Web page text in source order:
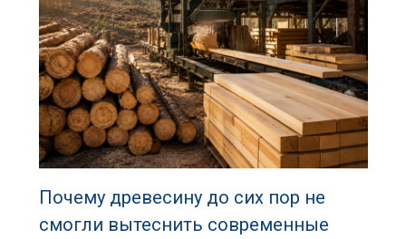
Почему древесину до сих пор не
смогли вытеснить современные